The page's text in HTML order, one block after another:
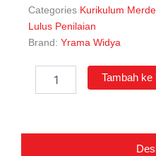
Categories Kurikulum
Lulus Penilaian
Brand: Yrama Widya
Belajar
Tambah ke